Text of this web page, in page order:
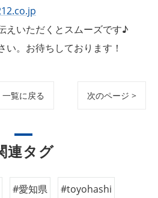
えいただくとスムーズです♪
い。お待ちしております！
一覧に戻る 次のページ >
連タグ
#愛知県 #toyohashi